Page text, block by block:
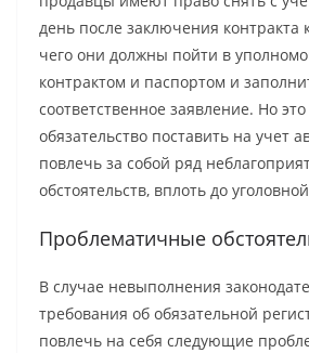
день после заключения контракта
чего они должны пойти в
контрактом и паспортом и
соответственное заявление. Но
обязательство поставить на учет
повлечь за собой ряд
обстоятельств, вплоть до
Проблематичные
В случае невыполнения
требования об обязательной
повлечь на себя следующие